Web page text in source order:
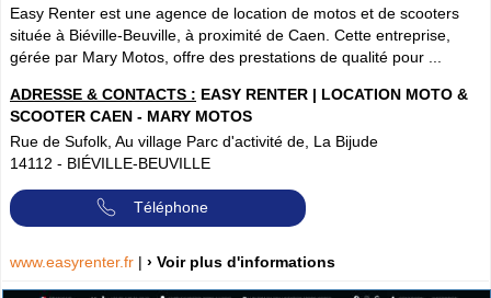
Easy Renter est une agence de location de motos et de scooters
située à Biéville-Beuville, à proximité de Caen. Cette entreprise,
gérée par Mary Motos, offre des prestations de qualité pour ...
ADRESSE & CONTACTS : EASY RENTER | LOCATION MOTO &
SCOOTER CAEN - MARY MOTOS
Rue de Sufolk, Au village Parc d'activité de, La Bijude
14112 - BIÉVILLE-BEUVILLE
Téléphone
www.easyrenter.fr | › Voir plus d'informations